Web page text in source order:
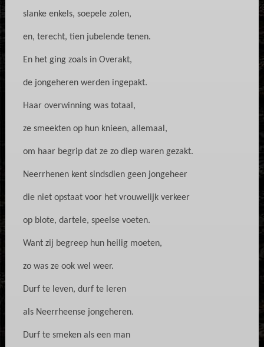
slanke enkels, soepele zolen,
en, terecht, tien jubelende tenen.
En het ging zoals in Overakt,
de jongeheren werden ingepakt.
Haar overwinning was totaal,
ze smeekten op hun knieen, allemaal,
om haar begrip dat ze zo diep waren gezakt.
Neerrhenen kent sindsdien geen jongeheer
die niet opstaat voor het vrouwelijk verkeer
op blote, dartele, speelse voeten.
Want zij begreep hun heilig moeten,
zo was ze ook wel weer.
Durf te leven, durf te leren
als Neerrheense jongeheren.
Durf te smeken als een man